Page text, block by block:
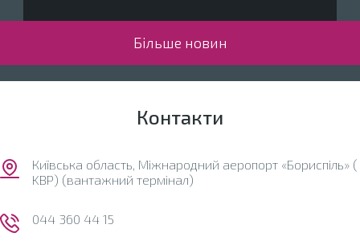
Більше новин
Контакти
Київська область, Міжнародний аеропорт «Бориспіль» (
KBP) (вантажний термінал)
044 360 44 15